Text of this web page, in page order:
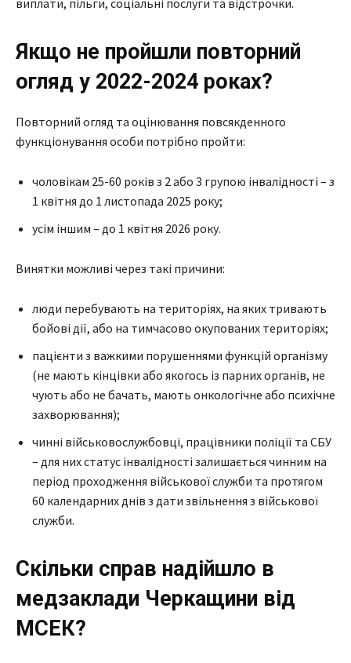
Якщо не пройшли повторний
огляд у 2022-2024 роках?
Повторний огляд та оцінювання повсякденного
функціонування особи потрібно пройти:
чоловікам 25-60 років з 2 або 3 групою інвалідності – з
1 квітня до 1 листопада 2025 року;
усім іншим – до 1 квітня 2026 року.
Винятки можливі через такі причини:
люди перебувають на територіях, на яких тривають
бойові дії, або на тимчасово окупованих територіях;
пацієнти з важкими порушеннями функцій організму
(не мають кінцівки або якогось із парних органів, не
чують або не бачать, мають онкологічне або психічне
захворювання);
чинні військовослужбовці, працівники поліції та СБУ
– для них статус інвалідності залишається чинним на
період проходження військової служби та протягом
60 календарних днів з дати звільнення з військової
служби.
Скільки справ надійшло в
медзаклади Черкащини від
МСЕК?